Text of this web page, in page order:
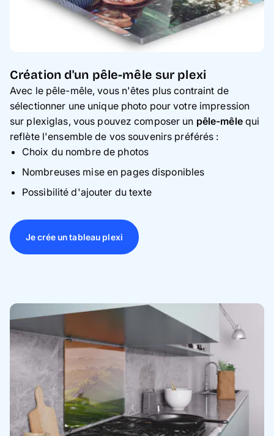
Création d'un pêle-mêle sur plexi
Avec le pêle-mêle, vous n'êtes plus contraint de
sélectionner une unique photo pour votre impression
sur plexiglas, vous pouvez composer un pêle-mêlequi
reflète l'ensemble de vos souvenirs préférés :
Choix du nombre de photos
Nombreuses mise en pages disponibles
Possibilité d'ajouter du texte
Je crée un tableau plexi